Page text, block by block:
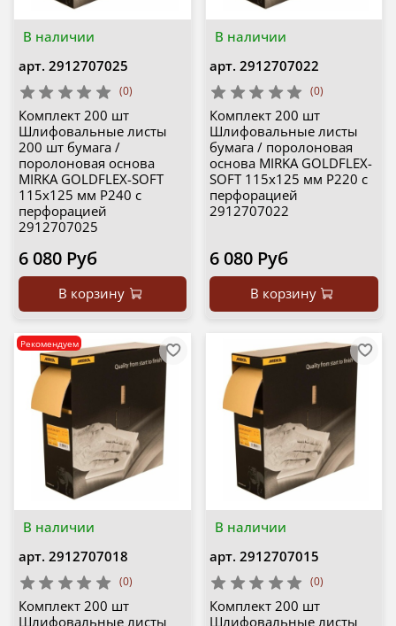
В наличии
арт. 2912707025
(0)
Комплект 200 шт
Шлифовальные листы
200 шт бумага /
поролоновая основа
MIRKA GOLDFLEX-SOFT
115x125 мм P240 с
перфорацией
2912707025
6 080 Руб
В корзину
В наличии
арт. 2912707022
(0)
Комплект 200 шт
Шлифовальные листы
бумага / поролоновая
основа MIRKA GOLDFLEX-
SOFT 115x125 мм P220 с
перфорацией
2912707022
6 080 Руб
В корзину
В наличии
Рекомендуем
арт. 2912707018
(0)
Комплект 200 шт
Шлифовальные листы
В наличии
арт. 2912707015
(0)
Комплект 200 шт
Шлифовальные листы